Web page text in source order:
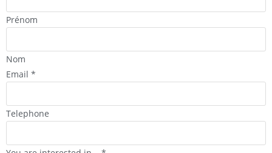
Prénom
Nom
Email *
Telephone